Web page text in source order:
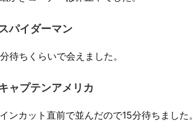
パイダーマン
待ちくらいで会えました。
ャプテンアメリカ
ンカット直前で並んだので15分待ちました。